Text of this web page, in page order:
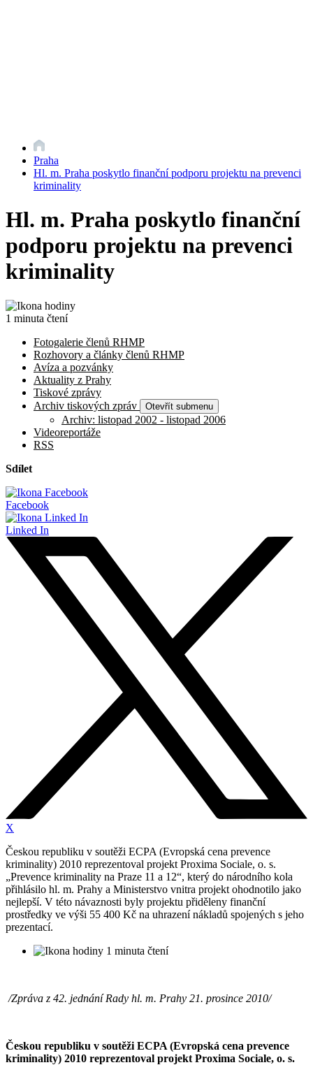
Praha
Hl. m. Praha poskytlo finanční podporu projektu na prevenci
kriminality
Hl. m. Praha poskytlo finanční
podporu projektu na prevenci
kriminality
1 minuta čtení
Fotogalerie členů RHMP
Rozhovory a články členů RHMP
Avíza a pozvánky
Aktuality z Prahy
Tiskové zprávy
Archiv tiskových zpráv
Otevřít submenu
Archiv: listopad 2002 - listopad 2006
Videoreportáže
RSS
Sdílet
Facebook
Linked In
X
Českou republiku v soutěži ECPA (Evropská cena prevence
kriminality) 2010 reprezentoval projekt Proxima Sociale, o. s.
„Prevence kriminality na Praze 11 a 12“, který do národního kola
přihlásilo hl. m. Prahy a Ministerstvo vnitra projekt ohodnotilo jako
nejlepší. V této návaznosti byly projektu přiděleny finanční
prostředky ve výši 55 400 Kč na uhrazení nákladů spojených s jeho
prezentací.
1 minuta čtení
/Zpráva z 42. jednání Rady hl. m. Prahy 21. prosince 2010/
Českou republiku v soutěži ECPA (Evropská cena prevence
kriminality) 2010 reprezentoval projekt Proxima Sociale, o. s.